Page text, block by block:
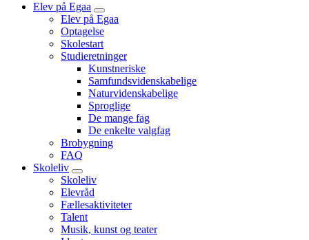
Elev på Egaa
Vis
undermenu
for
“Elev
på
Egaa”
Elev på Egaa
Optagelse
Skolestart
Studieretninger
Kunstneriske
Samfundsvidenskabelige
Naturvidenskabelige
Sproglige
De mange fag
De enkelte valgfag
Brobygning
FAQ
Skoleliv
Vis
undermenu
for
“Skoleliv”
Skoleliv
Elevråd
Fællesaktiviteter
Talent
Musik, kunst og teater